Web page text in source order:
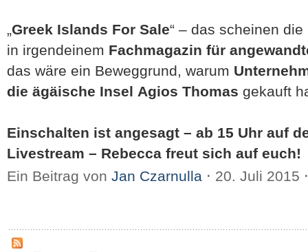
„Greek Islands For Sale“ – das scheinen
in irgendeinem Fachmagazin für
das wäre ein Beweggrund, warum
die ägäische Insel Agios Thomas gekauft
Einschalten ist angesagt – ab 15 Uhr auf
Livestream – Rebecca freut sich auf euch!
Ein Beitrag von Jan Czarnulla ⋅ 20. Juli 2015 ⋅